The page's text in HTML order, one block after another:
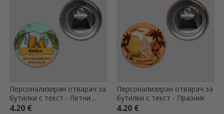
Персонализиран отварач за
бутилки с текст - Летни
ваканции
4.20 €
Персонализиран отварач за
бутилки с текст - Празник
4.20 €